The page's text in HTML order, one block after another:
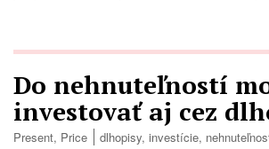
Do nehnuteľností
investovať aj cez
Present, Price dlhopisy, investície,